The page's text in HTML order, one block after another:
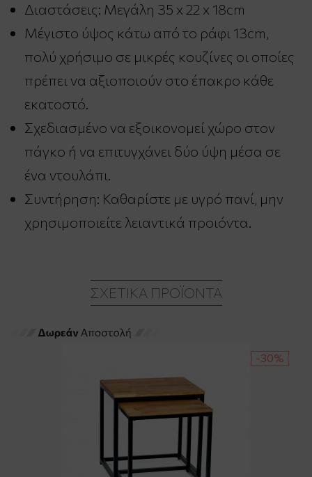
Διαστάσεις: Μεγάλη 35 x 22 x 18cm
Μέγιστο ύψος κάτω από το ράφι 13cm,
πολύ χρήσιμο σε μικρές κουζίνες οι οποίες
πρέπει να αξιοποιούν στο έπακρο κάθε
εκατοστό.
Σχεδιασμένο να εξοικονομεί χώρο στον
πάγκο ή να επιτυγχάνει δύο ύψη μέσα σε
ένα ντουλάπι.
Συντήρηση: Καθαρίστε με υγρό πανί, μην
χρησιμοποιείτε λειαντικά προιόντα.
ΣΧΕΤΙΚΆ ΠΡΟΪΌΝΤΑ
-30%